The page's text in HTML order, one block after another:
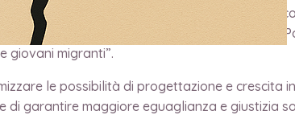
di Sant’Ilario dello Ionio, incontro con lo
Edizioni), con approfondimento sul tema
giovani migranti”.
le possibilità di progettazione e crescita
garantire maggiore eguaglianza e giustizia